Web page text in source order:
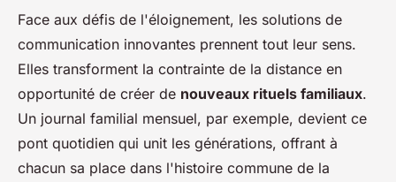
Face aux défis de l'éloignement, les solutions de
communication innovantes prennent tout leur sens.
Elles transforment la contrainte de la distance en
opportunité de créer de nouveaux rituels familiaux.
Un journal familial mensuel, par exemple, devient ce
pont quotidien qui unit les générations, offrant à
chacun sa place dans l'histoire commune de la